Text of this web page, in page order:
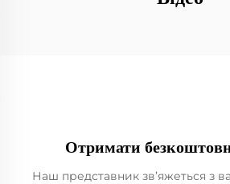
Отримати
Наш представник зв’яжеться з